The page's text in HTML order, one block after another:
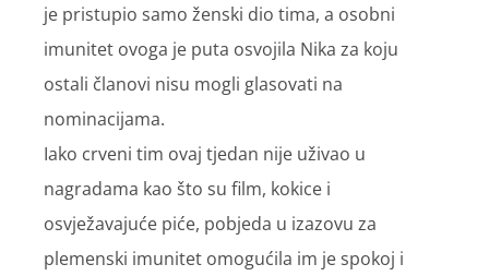
je pristupio samo ženski dio tima, a osobni
imunitet ovoga je puta osvojila Nika za koju
ostali članovi nisu mogli glasovati na
nominacijama.
Iako crveni tim ovaj tjedan nije uživao u
nagradama kao što su film, kokice i
osvježavajuće piće, pobjeda u izazovu za
plemenski imunitet omogućila im je spokoj i